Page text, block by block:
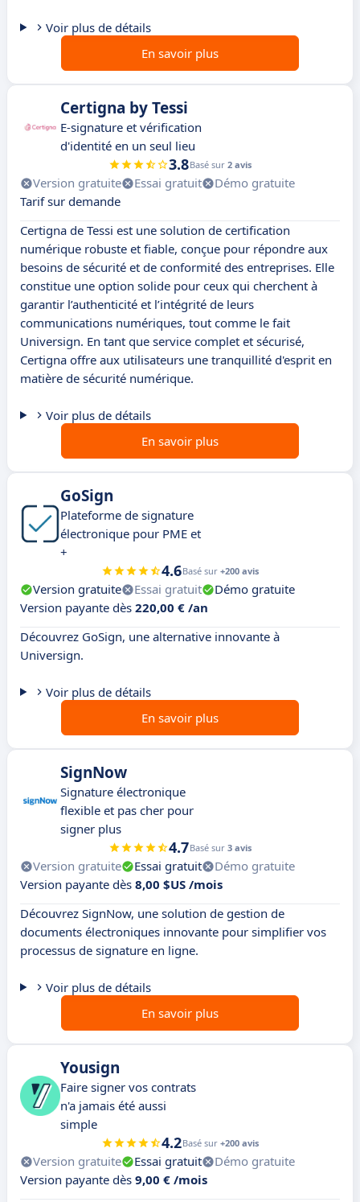
Voir plus de détails
En savoir plus
Certigna by Tessi
E-signature et vérification
d'identité en un seul lieu
3.8Basé sur 2 avis
Version gratuite Essai gratuit
Démo gratuite
Tarif sur demande
Certigna de Tessi est une solution de certification
numérique robuste et fiable, conçue pour répondre aux
besoins de sécurité et de conformité des entreprises. Elle
constitue une option solide pour ceux qui cherchent à
garantir l’authenticité et l’intégrité de leurs
communications numériques, tout comme le fait
Universign. En tant que service complet et sécurisé,
Certigna offre aux utilisateurs une tranquillité d'esprit en
matière de sécurité numérique.
Voir plus de détails
En savoir plus
GoSign
Plateforme de signature
électronique pour PME et
+
4.6Basé sur +200 avis
Version gratuite Essai gratuit
Démo gratuite
Version payante dès 220,00 € /an
Découvrez GoSign, une alternative innovante à
Universign.
Voir plus de détails
En savoir plus
SignNow
Signature électronique
flexible et pas cher pour
signer plus
4.7Basé sur 3 avis
Version gratuite Essai gratuit
Démo gratuite
Version payante dès 8,00 $US /mois
Découvrez SignNow, une solution de gestion de
documents électroniques innovante pour simplifier vos
processus de signature en ligne.
Voir plus de détails
En savoir plus
Yousign
Faire signer vos contrats
n'a jamais été aussi
simple
4.2Basé sur +200 avis
Version gratuite Essai gratuit
Démo gratuite
Version payante dès 9,00 € /mois